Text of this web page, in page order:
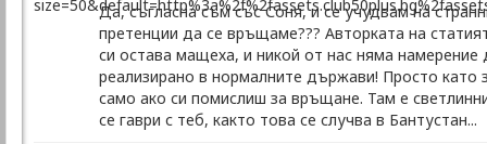
Да, съгласна съм със Соня, и се учудвам на
претенции да се връщаме??? Авторката на
си остава мащеха, и никой от нас няма
реализирано в нормалните държави! Просто
само ако си помислиш за връщане. Там е
се гаври с теб, както това се случва в Бантустан...